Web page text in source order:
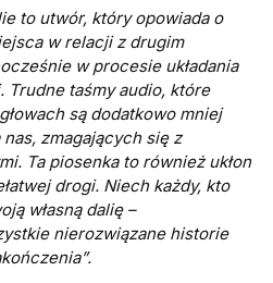
to utwór, który opowiada o
w relacji z drugim
w procesie układania
Trudne taśmy audio, które
są dodatkowo mniej
nas, zmagających się z
Ta piosenka to również ukłon
drogi. Niech każdy, kto
własną dalię –
nierozwiązane historie